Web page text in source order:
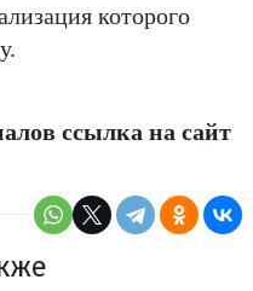
которого
ссылка на сайт